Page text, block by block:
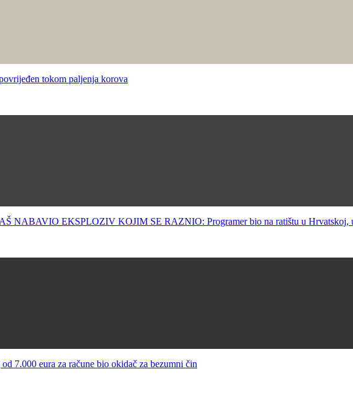
tokom paljenja korova
NABAVIO EKSPLOZIV KOJIM SE RAZNIO: Programer bio na ratištu u Hrvatskoj,
7.000 eura za račune bio okidač za bezumni čin